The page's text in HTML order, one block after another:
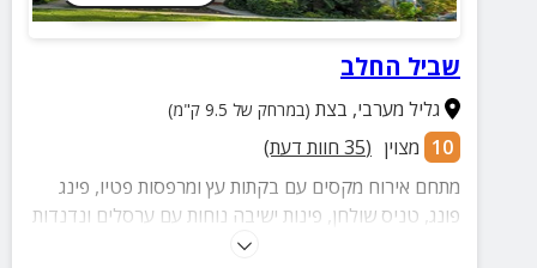
שביל החלב
גליל מערבי, בצת (במרחק של 9.5 ק"מ)
10 מצוין (
35 חוות דעת)
מתחם אירוח מקסים עם בקתות עץ ומרפסות פטיו, פינג
פונג, טניס שולחן, פינות ישיבה נוחות עם ערסלים ונדנדות